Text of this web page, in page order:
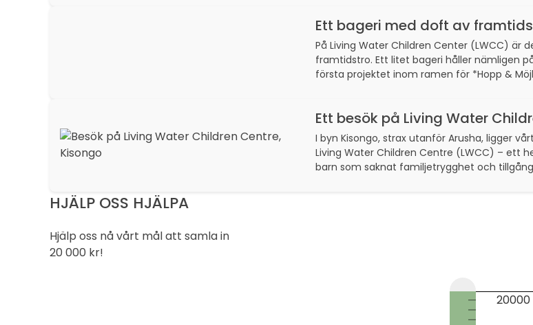
Ett bageri med doft av
På Living Water Children Center (LWCC)
framtidstro. Ett litet bageri håller nämligen
första projektet inom ramen för *Hopp &
Ett besök på Living Water
I byn Kisongo, strax utanför Arusha, ligger
Living Water Children Centre (LWCC) – ett
barn som saknat familjetrygghet och
HJÄLP OSS HJÄLPA
Hjälp oss nå vårt mål att samla in
20 000 kr!
20000